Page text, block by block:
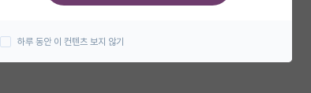
하루 동안 이 컨텐츠 보지 않기